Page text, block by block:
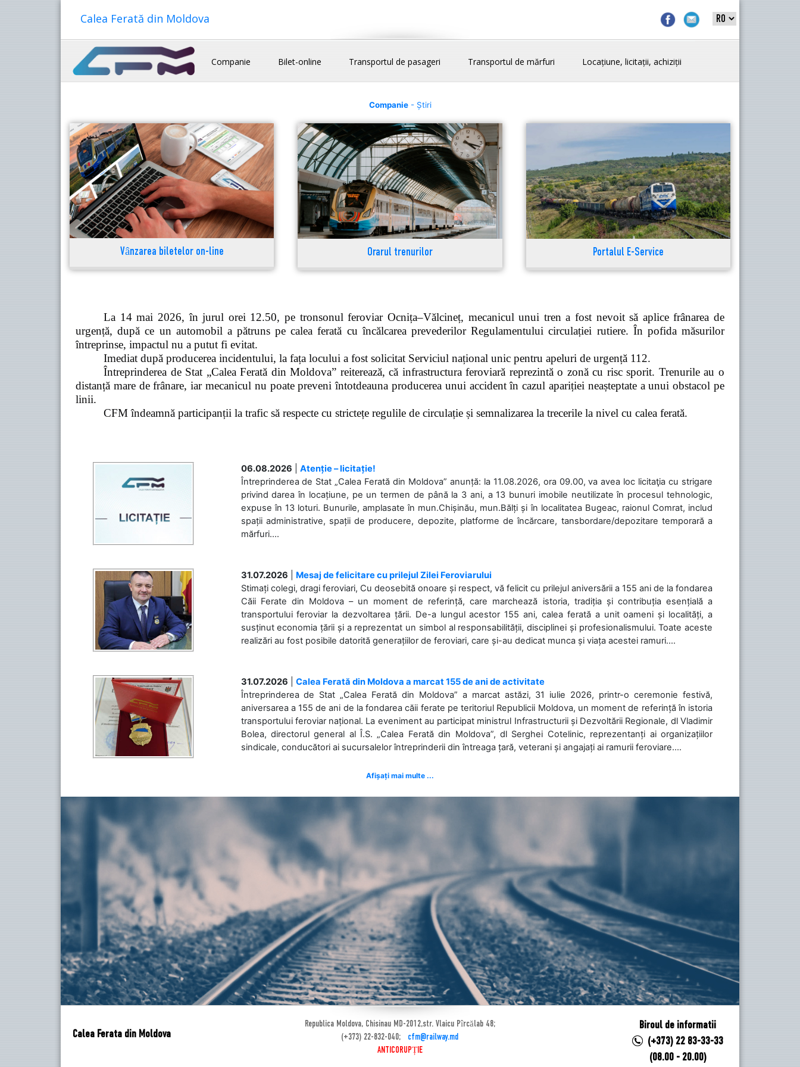
Calea Ferată din Moldova
Companie Bilet-online Transportul de pasageri Transportul de mărfuri Locațiune, licitații, achiziții
Companie- Știri
Vânzarea biletelor on-line Orarul trenurilor Portalul E-Service
La 14 mai 2026, în jurul orei 12.50, pe tronsonul feroviar Ocnița–Vălcineț, mecanicul unui tren a fost nevoit să aplice frânarea de
urgență, după ce un automobil a pătruns pe calea ferată cu încălcarea prevederilor Regulamentului circulației rutiere. În pofida măsurilor
întreprinse, impactul nu a putut fi evitat.
Imediat după producerea incidentului, la fața locului a fost solicitat Serviciul național unic pentru apeluri de urgență 112.
Întreprinderea de Stat „Calea Ferată din Moldova” reiterează, că infrastructura feroviară reprezintă o zonă cu risc sporit. Trenurile au o
distanță mare de frânare, iar mecanicul nu poate preveni întotdeauna producerea unui accident în cazul apariției neașteptate a unui obstacol pe
linii.
CFM îndeamnă participanții la trafic să respecte cu strictețe regulile de circulație și semnalizarea la trecerile la nivel cu calea ferată.
06.08.2026
Atenție – licitație!
Întreprinderea de Stat „Calea Ferată din Moldova” anunță: la 11.08.2026, ora 09.00, va avea loc licitaţia cu strigare
privind darea în locațiune, pe un termen de până la 3 ani, a 13 bunuri imobile neutilizate în procesul tehnologic,
expuse în 13 loturi. Bunurile, amplasate în mun.Chișinău, mun.Bălți și în localitatea Bugeac, raionul Comrat, includ
spații administrative, spații de producere, depozite, platforme de încărcare, tansbordare/depozitare temporară a
mărfuri....
31.07.2026
Mesaj de felicitare cu prilejul Zilei Feroviarului
Stimați colegi, dragi feroviari, Cu deosebită onoare și respect, vă felicit cu prilejul aniversării a 155 ani de la fondarea
Căii Ferate din Moldova – un moment de referință, care marchează istoria, tradiția și contribuția esențială a
transportului feroviar la dezvoltarea țării. De-a lungul acestor 155 ani, calea ferată a unit oameni și localități, a
susținut economia țării și a reprezentat un simbol al responsabilității, disciplinei și profesionalismului. Toate aceste
realizări au fost posibile datorită generațiilor de feroviari, care și-au dedicat munca și viața acestei ramuri....
31.07.2026
Calea Ferată din Moldova a marcat 155 de ani de activitate
Întreprinderea de Stat „Calea Ferată din Moldova” a marcat astăzi, 31 iulie 2026, printr-o ceremonie festivă,
aniversarea a 155 de ani de la fondarea căii ferate pe teritoriul Republicii Moldova, un moment de referință în istoria
transportului feroviar național. La eveniment au participat ministrul Infrastructurii și Dezvoltării Regionale, dl Vladimir
Bolea, directorul general al Î.S. „Calea Ferată din Moldova”, dl Serghei Cotelinic, reprezentanți ai organizațiilor
sindicale, conducători ai sucursalelor întreprinderii din întreaga țară, veterani și angajați ai ramurii feroviare....
Afișați mai multe ...
Calea Ferata din Moldova
Republica Moldova, Chisinau MD-2012,str. Vlaicu Pîrcălab 48;
(+373) 22-832-040; cfm@railway.md
ANTICORUPȚIE
Biroul de informatii
(+373) 22 83-33-33
(08.00 - 20.00)